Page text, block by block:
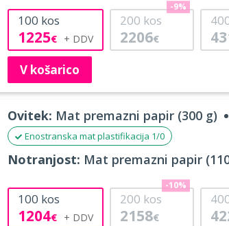
100 kos
1225€
200 kos
2206€
-9%
V košarico
Ovitek: Mat premazni papir (300 g)
Enostranska mat plastifikacija 1/0
Notranjost: Mat premazni papir
100 kos
1204€
200 kos
2158€
-10%